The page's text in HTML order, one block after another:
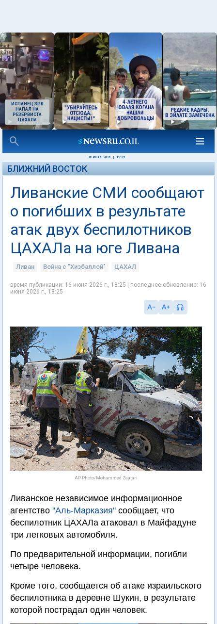
ИСПАНЕЦ ЗРЯ
НАПАЛ НА
РЕЗЕРВИСТА
ЦАХАЛА
16 ИЮНЯ 2026 19:29
БЛИЖНИЙ ВОСТОК
Ливанские СМИ сообщают
о погибших в результате
атак двух беспилотников
ЦАХАЛа на юге Ливана
Ливан Война с "Хизбаллой" ЦАХАЛ
время публикации: 16 июня 2026 г., 18:25 | последнее обновление: 16
июня 2026 г., 18:25
AP Photo/Mohammed Zaatari
Ливанское независимое информационное
агентство "Аль-Марказия" сообщает, что
беспилотник ЦАХАЛа атаковал в Майфадуне
три легковых автомобиля.
По предварительной информации, погибли
четыре человека.
Кроме того, сообщается об атаке израильского
беспилотника в деревне Шукин, в результате
которой пострадал один человек.